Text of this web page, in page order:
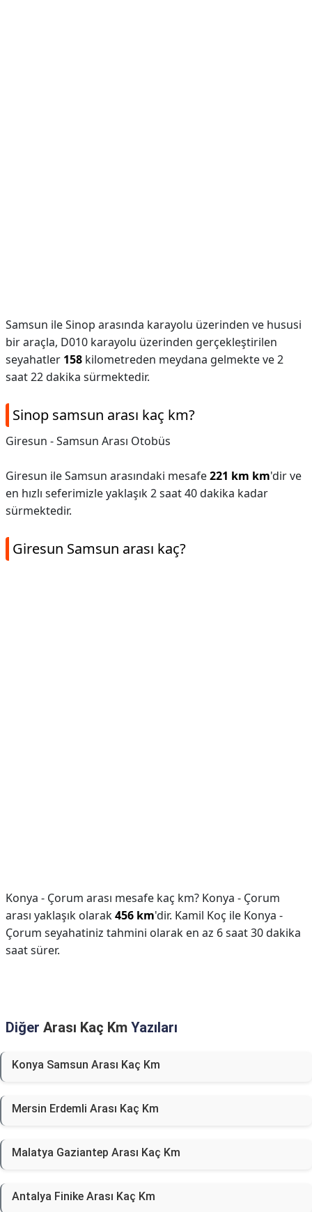
Samsun ile Sinop arasında karayolu üzerinden ve hususi
bir araçla, D010 karayolu üzerinden gerçekleştirilen
seyahatler 158 kilometreden meydana gelmekte ve 2
saat 22 dakika sürmektedir.
Sinop samsun arası kaç km?
Giresun - Samsun Arası Otobüs
Giresun ile Samsun arasındaki mesafe221 km km'dir ve
en hızlı seferimizle yaklaşık 2 saat 40 dakika kadar
sürmektedir.
Giresun Samsun arası kaç?
Konya - Çorum arası mesafe kaç km? Konya - Çorum
arası yaklaşık olarak456 km'dir. Kamil Koç ile Konya -
Çorum seyahatiniz tahmini olarak en az 6 saat 30 dakika
saat sürer.
Diğer Arası Kaç Km Yazıları
Konya Samsun Arası Kaç Km
Mersin Erdemli Arası Kaç Km
Malatya Gaziantep Arası Kaç Km
Antalya Finike Arası Kaç Km